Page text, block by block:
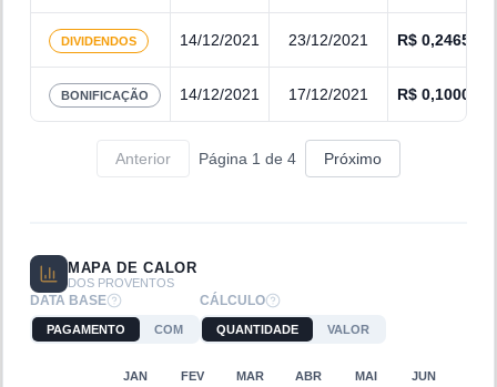
DIVIDENDOS 14/12/2021 23/12/2021 R$ 0,2465
BONIFICAÇÃO 14/12/2021 17/12/2021 R$ 0,1000
Anterior Página 1 de 4 Próximo
MAPA DE CALOR
DOS PROVENTOS
DATA BASE
PAGAMENTO COM
CÁLCULO
QUANTIDADE VALOR
JAN FEV MAR ABR MAI JUN